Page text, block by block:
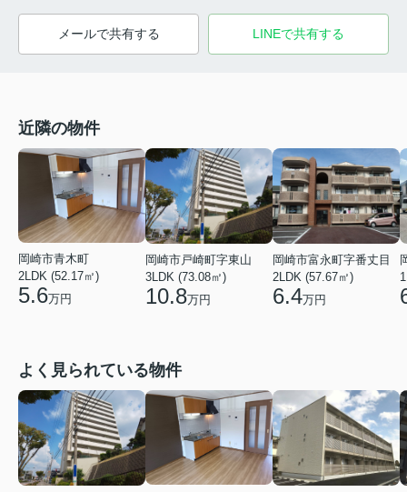
メールで共有する LINEで共有する
近隣の物件
岡崎市青木町
2LDK (52.17㎡)
5.6万円
岡崎市戸崎町字東山
3LDK (73.08㎡)
10.8万円
岡崎市富永町字番丈目
2LDK (57.67㎡)
6.4万円
よく見られている物件